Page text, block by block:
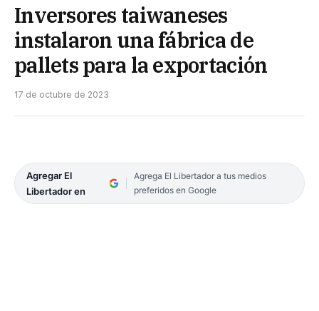
Inversores taiwaneses
instalaron una fábrica de
pallets para la exportación
17 de octubre de 2023
Agregar El
Libertador en
Agrega El Libertador a tus medios
preferidos en Google